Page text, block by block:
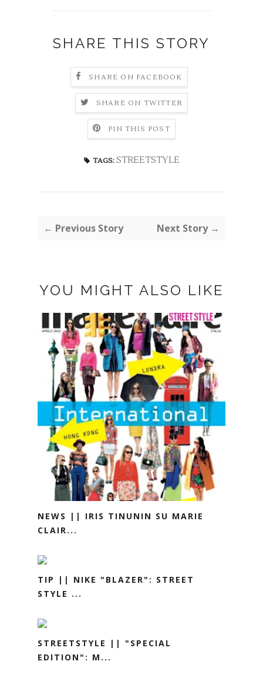
SHARE THIS STORY
SHARE ON FACEBOOK
SHARE ON TWITTER
PIN THIS POST
TAGS: STREETSTYLE
← Previous Story Next Story →
YOU MIGHT ALSO LIKE
NEWS || IRIS TINUNIN SU MARIE
CLAIR...
TIP || NIKE "BLAZER": STREET
STYLE ...
STREETSTYLE || "SPECIAL
EDITION": M...